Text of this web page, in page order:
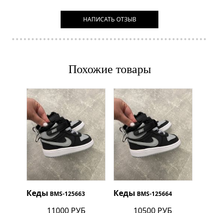
НАПИСАТЬ ОТЗЫВ
Похожие товары
Кеды BMS-125663
11000 РУБ
Кеды BMS-125664
10500 РУБ